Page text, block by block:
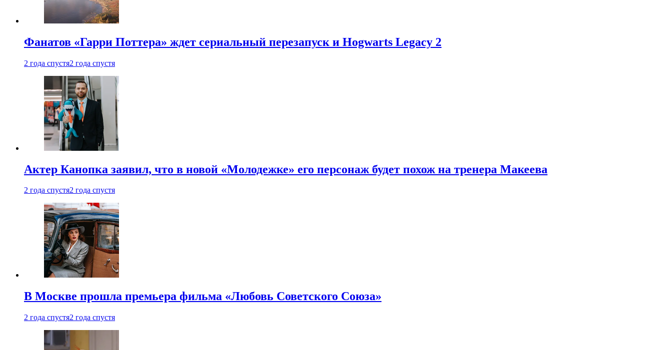
Фанатов «Гарри Поттера» ждет сериальный перезапуск и Hogwarts Legacy 2
2 года спустя2 года спустя
Актер Канопка заявил, что в новой «Молодежке» его персонаж будет похож на тренера Макеева
2 года спустя2 года спустя
В Москве прошла премьера фильма «Любовь Советского Союза»
2 года спустя2 года спустя